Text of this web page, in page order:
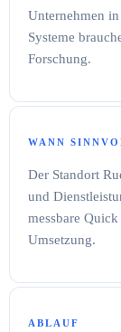
Unternehmen
Systeme
Forschung.
WANN
Der Standort
und
messbare
Umsetzung.
ABLAUF